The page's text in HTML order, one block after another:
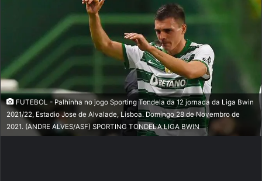
FUTEBOL - Palhinha no jogo Sporting Tondela da 12 jornada da Liga Bwin
2021/22, Estadio Jose de Alvalade, Lisboa. Domingo 28 de Novembro de
2021. (ANDRE ALVES/ASF) SPORTING TONDELA LIGA BWIN